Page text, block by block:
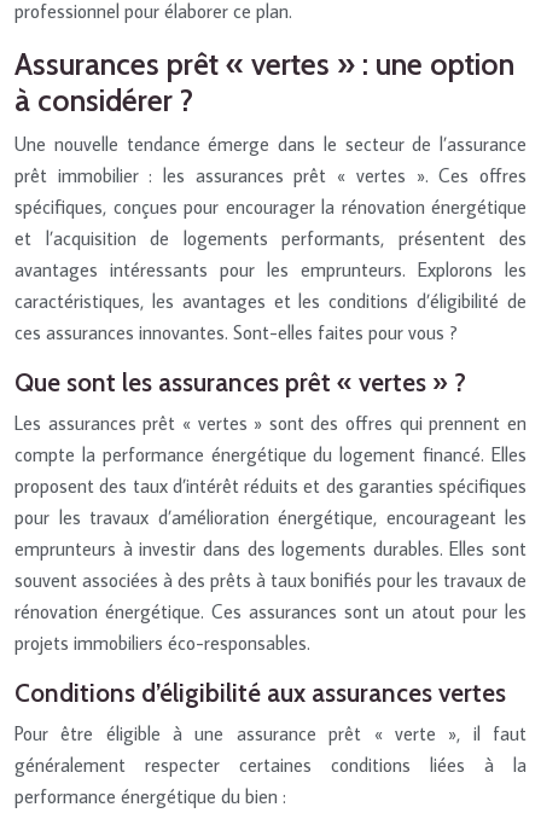
professionnel pour élaborer ce plan.
Assurances prêt « vertes » : une option
à considérer ?
Une nouvelle tendance émerge dans le secteur de l’assurance
prêt immobilier : les assurances prêt « vertes ». Ces offres
spécifiques, conçues pour encourager la rénovation énergétique
et l’acquisition de logements performants, présentent des
avantages intéressants pour les emprunteurs. Explorons les
caractéristiques, les avantages et les conditions d’éligibilité de
ces assurances innovantes. Sont-elles faites pour vous ?
Que sont les assurances prêt « vertes » ?
Les assurances prêt « vertes » sont des offres qui prennent en
compte la performance énergétique du logement financé. Elles
proposent des taux d’intérêt réduits et des garanties spécifiques
pour les travaux d’amélioration énergétique, encourageant les
emprunteurs à investir dans des logements durables. Elles sont
souvent associées à des prêts à taux bonifiés pour les travaux de
rénovation énergétique. Ces assurances sont un atout pour les
projets immobiliers éco-responsables.
Conditions d’éligibilité aux assurances vertes
Pour être éligible à une assurance prêt « verte », il faut
généralement respecter certaines conditions liées à la
performance énergétique du bien :